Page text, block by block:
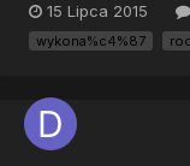
bootloader jest już
wgrać cwm-a,
15 Lipca 2015
wykona%c4%87